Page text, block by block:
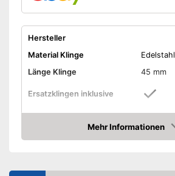
Hersteller
Material Klinge
Edelstahl
Länge Klinge
45 mm
Ersatzklingen inklusive
Klingenschnitt
Mehr Informationen
Amazon